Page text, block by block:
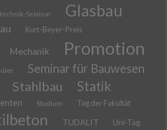
Seminar Glasbau
Kurt-Beyer-Preis
Mechanik Promotion
Seminar für Bauwesen
Stahlbau Statik
Studium Tag der Fakultät
TUDALIT Uni-Tag